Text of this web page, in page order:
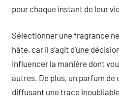
pour chaque instant de leur
Sélectionner une fragrance
hâte, car il s’agit d’une
influencer la manière dont
autres. De plus, un parfum
diffusant une trace